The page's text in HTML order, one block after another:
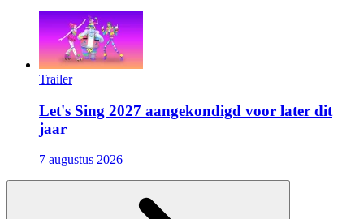
Trailer
Let's Sing 2027 aangekondigd voor later dit
jaar
7 augustus 2026